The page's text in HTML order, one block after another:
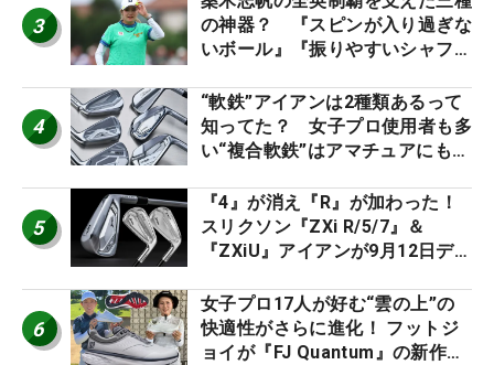
3
の神器？ 『スピンが入り過ぎな
いボール』『振りやすいシャフ
ー』 #女子プロセッティング
4
“軟鉄”アイアンは2種類あるって
知ってた？ 女子プロ使用者も多
い“複合軟鉄”はアマチュアにもオ
5
『4』が消え『R』が加わった！
スリクソン『ZXi R/5/7』＆
『ZXiU』アイアンが9月12日デ
6
女子プロ17人が好む“雲の上”の
快適性がさらに進化！ フットジ
ョイが『FJ Quantum』の新作を